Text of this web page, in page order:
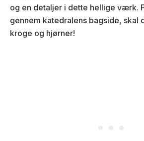
og en detaljer i dette hellige værk.
gennem katedralens bagside, skal
kroge og hjørner!